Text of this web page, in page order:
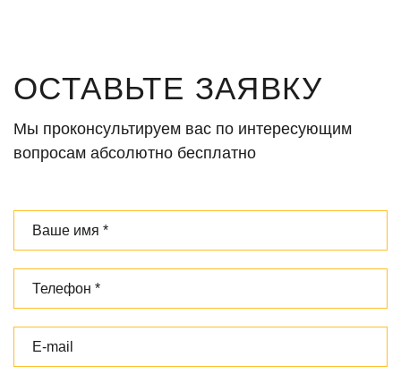
ОСТАВЬТЕ ЗАЯВКУ
Мы проконсультируем вас по интересующим
вопросам абсолютно бесплатно